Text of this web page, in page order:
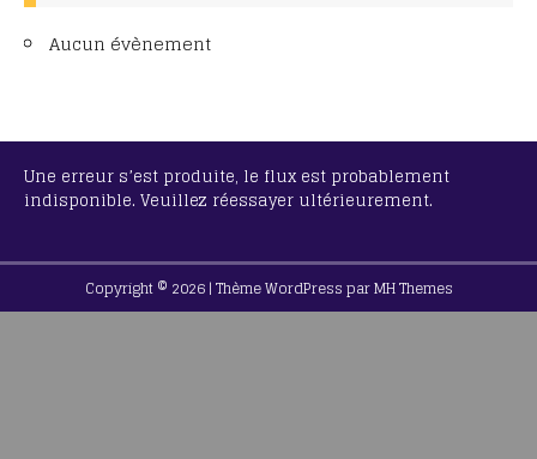
Aucun évènement
Une erreur s’est produite, le flux est probablement
indisponible. Veuillez réessayer ultérieurement.
Copyright © 2026 | Thème WordPress parMH Themes